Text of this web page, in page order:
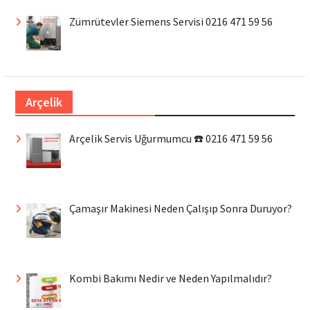
Zümrütevler Siemens Servisi 0216 471 59 56
Arçelik
Arçelik Servis Uğurmumcu ☎️ 0216 471 59 56
Çamaşır Makinesi Neden Çalışıp Sonra Duruyor?
Kombi Bakımı Nedir ve Neden Yapılmalıdır?